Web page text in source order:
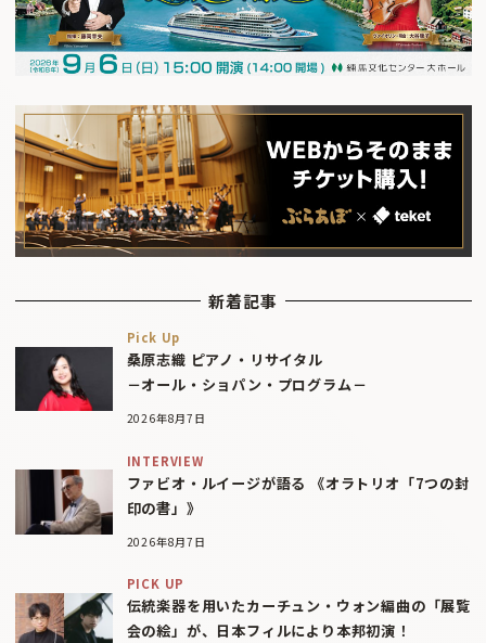
新着記事
Pick Up
桑原志織 ピアノ・リサイタル
－オール・ショパン・プログラム－
2026年8月7日
INTERVIEW
ファビオ・ルイージが語る 《オラトリオ「7つの封
印の書」》
2026年8月7日
PICK UP
伝統楽器を用いたカーチュン・ウォン編曲の「展覧
会の絵」が、日本フィルにより本邦初演！